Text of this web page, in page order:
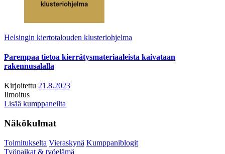
Helsingin kiertotalouden klusteriohjelma
Parempaa tietoa kierrätysmateriaaleista kaivataan
rakennusalalla
Kirjoitettu 21.8.2023
Ilmoitus
Lisää kumppaneilta
Näkökulmat
Toimitukselta Vieraskynä Kumppaniblogit
Työpaikat & työelämä